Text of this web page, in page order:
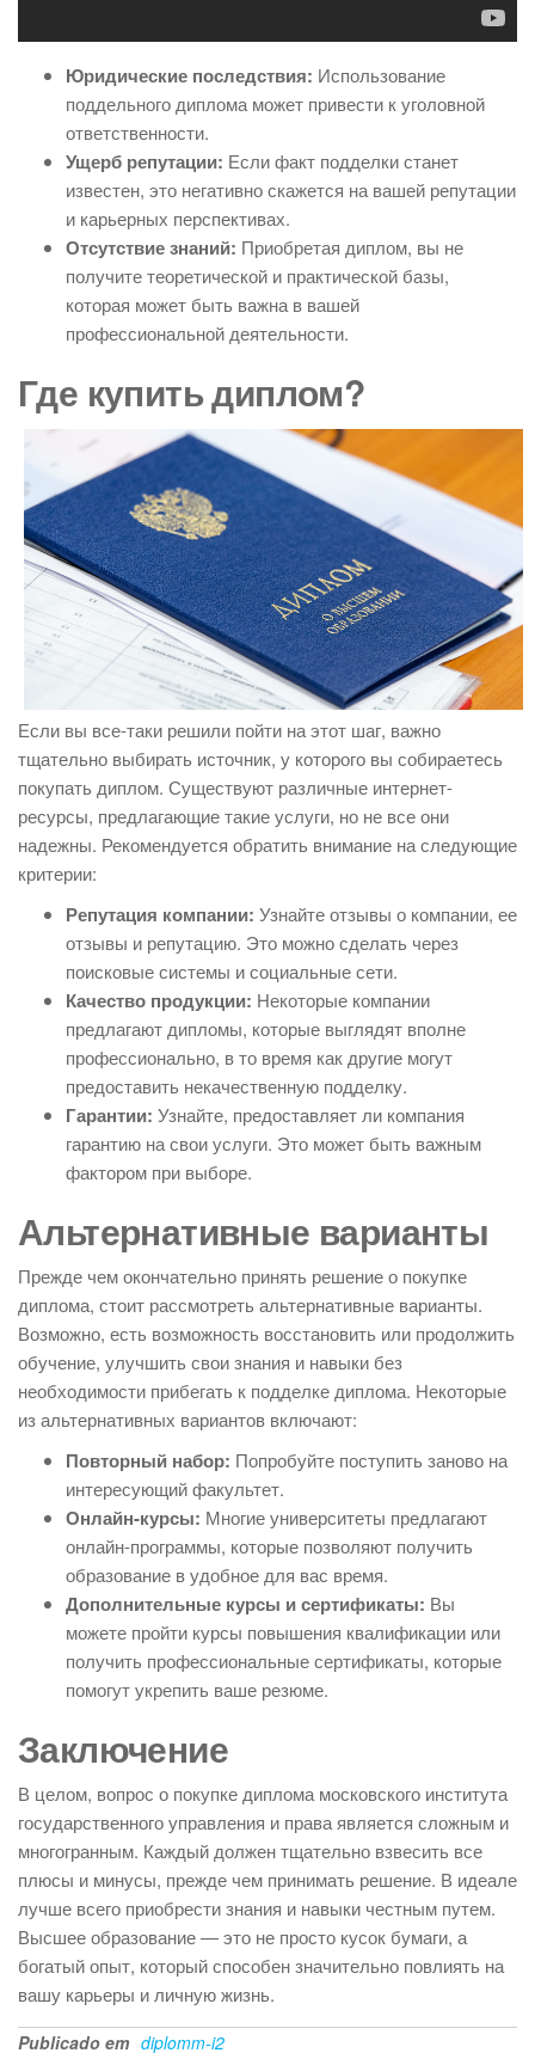
Юридические последствия: Использование
поддельного диплома может привести к уголовной
ответственности.
Ущерб репутации: Если факт подделки станет
известен, это негативно скажется на вашей репутации
и карьерных перспективах.
Отсутствие знаний: Приобретая диплом, вы не
получите теоретической и практической базы,
которая может быть важна в вашей
профессиональной деятельности.
Где купить диплом?
Если вы все-таки решили пойти на этот шаг, важно
тщательно выбирать источник, у которого вы собираетесь
покупать диплом. Существуют различные интернет-
ресурсы, предлагающие такие услуги, но не все они
надежны. Рекомендуется обратить внимание на следующие
критерии:
Репутация компании: Узнайте отзывы о компании, ее
отзывы и репутацию. Это можно сделать через
поисковые системы и социальные сети.
Качество продукции: Некоторые компании
предлагают дипломы, которые выглядят вполне
профессионально, в то время как другие могут
предоставить некачественную подделку.
Гарантии: Узнайте, предоставляет ли компания
гарантию на свои услуги. Это может быть важным
фактором при выборе.
Альтернативные варианты
Прежде чем окончательно принять решение о покупке
диплома, стоит рассмотреть альтернативные варианты.
Возможно, есть возможность восстановить или продолжить
обучение, улучшить свои знания и навыки без
необходимости прибегать к подделке диплома. Некоторые
из альтернативных вариантов включают:
Повторный набор: Попробуйте поступить заново на
интересующий факультет.
Онлайн-курсы: Многие университеты предлагают
онлайн-программы, которые позволяют получить
образование в удобное для вас время.
Дополнительные курсы и сертификаты: Вы
можете пройти курсы повышения квалификации или
получить профессиональные сертификаты, которые
помогут укрепить ваше резюме.
Заключение
В целом, вопрос о покупке диплома московского института
государственного управления и права является сложным и
многогранным. Каждый должен тщательно взвесить все
плюсы и минусы, прежде чем принимать решение. В идеале
лучше всего приобрести знания и навыки честным путем.
Высшее образование — это не просто кусок бумаги, а
богатый опыт, который способен значительно повлиять на
вашу карьеры и личную жизнь.
Publicado em diplomm-i2